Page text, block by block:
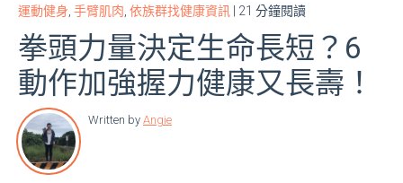
運動健身 手臂肌肉 依族群找健康資訊 | 21 分鐘閱讀
拳頭力量決定生命長短？6
動作加強握力健康又長壽！
Written by Angie